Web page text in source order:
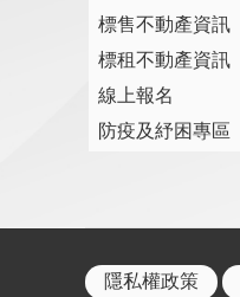
標售不動產資訊
標租不動產資訊
線上報名
防疫及紓困專區
隱私權政策